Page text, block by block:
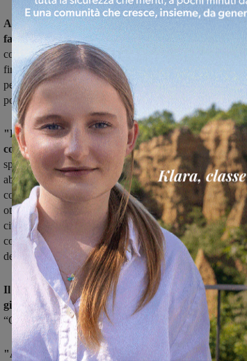
Arrivano gli strumenti necessari per le
familiari e parenti, alla Rsa di Castelfranco:
comunale ha infatti partecipato ad un apposito bando e
finanziamenti necessari ad acquistare le apparecchiature,
permetteranno agli ospiti della casa di riposo di sentirsi
potendo dialogare e vedere i propri figli, nipoti, amici.
"Durante questi mesi di emergenza sanitaria da
contatto con le persone più a rischio è fortemente
spiega in una nota l'Amministrazione di Castelfranco
abbiamo capito l’importanza delle nuove tecnologie
continuare a vivere la nostra socialità. Per questo
ottemperanza alle disposizioni ministeriali e sanitarie
cittadini più a rischio, abbiamo scelto di offrire un
comunicazione tra le famiglie e gli anziani residenti
del territorio".
Il nuovo sistema di videoconferenza mobile sarà
giornipresso la Residenza Sanitaria Assistita di
“Cellai, Donati, Brachetti, Polverini”.
"Aderendo all’avviso di manifestazione